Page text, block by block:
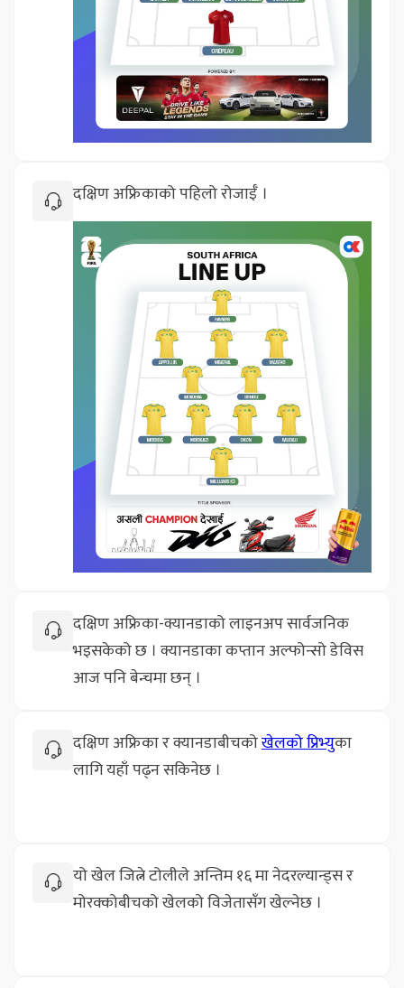
दक्षिण अफ्रिकाको पहिलो रोजाईँ ।
दक्षिण अफ्रिका-क्यानडाको लाइनअप सार्वजनिक
भइसकेको छ । क्यानडाका कप्तान अल्फोन्सो डेविस
आज पनि बेन्चमा छन् ।
दक्षिण अफ्रिका र क्यानडाबीचकोखेलको प्रिभ्युका
लागि यहाँ पढ्न सकिनेछ ।
यो खेल जित्ने टोलीले अन्तिम १६ मा नेदरल्यान्ड्स र
मोरक्कोबीचको खेलको विजेतासँग खेल्नेछ ।